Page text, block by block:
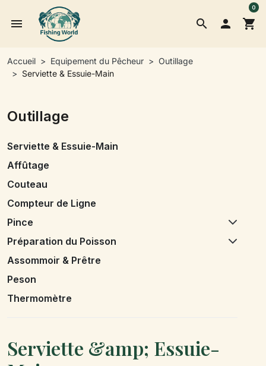
search
menu  shopping_cart
0
Accueil Equipement du Pêcheur
Outillage
Serviette & Essuie-Main
Outillage
Serviette & Essuie-Main
Affûtage
Couteau
Compteur de Ligne
Pince
Préparation du Poisson
Assommoir & Prêtre
Peson
Thermomètre
Serviette &amp; Essuie-